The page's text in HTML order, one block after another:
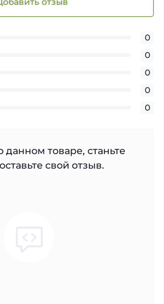
0
0
0
0
0
данном товаре, станьте
свой отзыв.